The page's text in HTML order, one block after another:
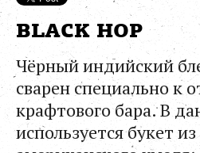
BLACK HOP
Чёрный индийский
cварен специально к
крафтового бара. В
используется букет